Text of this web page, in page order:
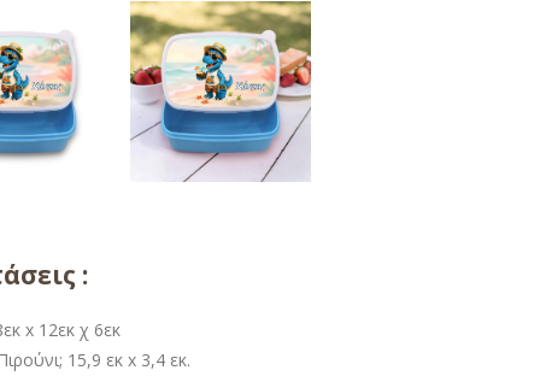
:
x 12εκ χ 6εκ
15,9 εκ x 3,4 εκ.